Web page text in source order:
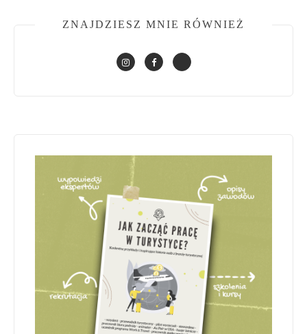
ZNAJDZIESZ MNIE RÓWNIEŻ